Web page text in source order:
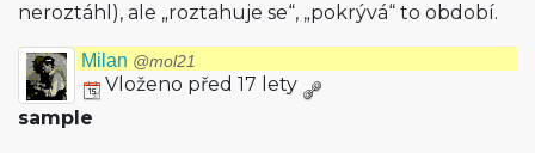
neroztáhl), ale „roztahuje se“, „pokrývá“ to období.
Milan @mol21
Vloženo před 17 lety
sample